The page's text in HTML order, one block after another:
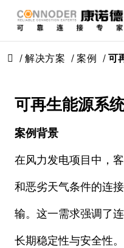
解决方案 案例 可
可再生能源系
案例背景
在风力发电项目中，
和恶劣天气条件的连
输。这一需求强调了
长期稳定性与安全性。